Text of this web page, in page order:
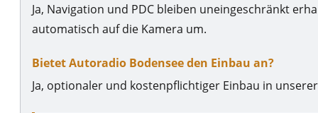
Ja, Navigation und PDC bleiben uneingeschränkt
automatisch auf die Kamera um.
Bietet Autoradio Bodensee den Einbau an?
Ja, optionaler und kostenpflichtiger Einbau in